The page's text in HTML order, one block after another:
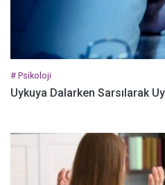
# Psikoloji
Uykuya Dalarken Sarsılarak